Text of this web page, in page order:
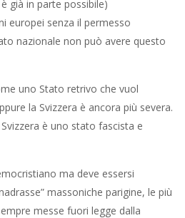
già in parte possibile)
europei senza il permesso
nazionale non può avere questo
uno Stato retrivo che vuol
la Svizzera è ancora più severa.
è uno stato fascista e
ma deve essersi
massoniche parigine, le più
messe fuori legge dalla